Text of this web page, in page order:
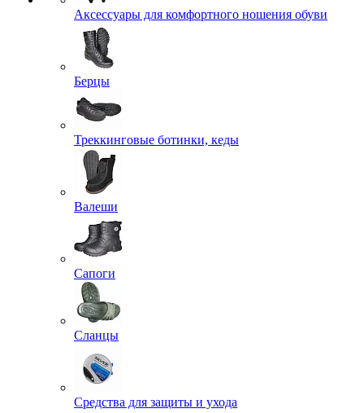
Аксессуары для комфортного ношения обуви
Берцы
Треккинговые ботинки, кеды
Валеши
Сапоги
Сланцы
Средства для защиты и ухода